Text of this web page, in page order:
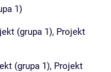
1)
(grupa 1), Projekt
(grupa 1), Projekt